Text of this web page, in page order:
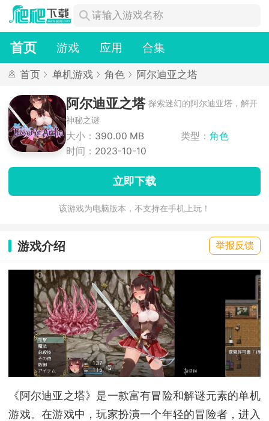
首页 游戏 应用 合集
首页 单机游戏 角色 阿尔迪亚之塔
阿尔迪亚之塔 探索迷幻的阿尔迪亚塔，解开
神秘之谜
大小： 390.00 MB 类型：角色
时间： 2023-10-10
立即下载
该游戏为电脑版本，不支持在手机上玩！
游戏介绍 举报反馈
《阿尔迪亚之塔》是一款富有冒险和解谜元素的单机
游戏。在游戏中，玩家扮演一个年轻的冒险者，进入